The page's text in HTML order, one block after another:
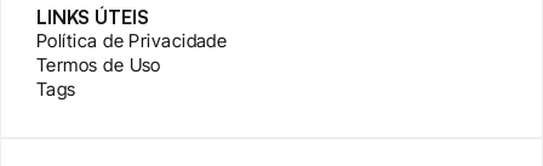
LINKS ÚTEIS
Política de Privacidade
Termos de Uso
Tags